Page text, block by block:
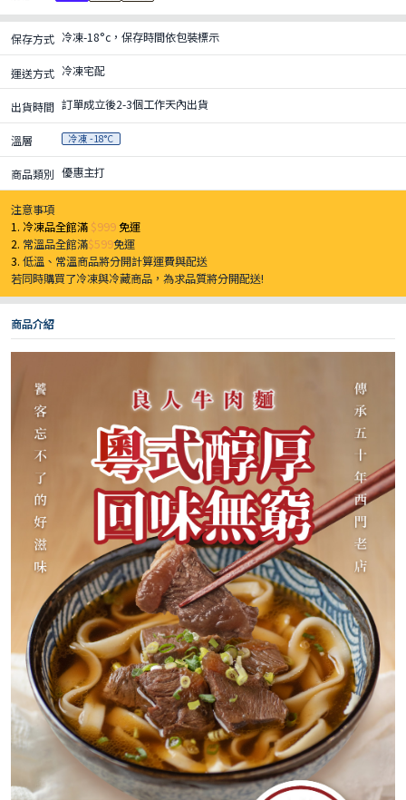
保存方式 冷凍-18°c，保存時間依包裝標示
運送方式 冷凍宅配
出貨時間 訂單成立後2-3個工作天內出貨
溫層 冷凍 -18°C
商品類別 優惠主打
注意事項
1. 冷凍品全館滿 $999免運
2. 常溫品全館滿$599免運
3.低溫、常溫商品將分開計算運費與配送
若同時購買了冷凍與冷藏商品，為求品質將分開配送!
商品介紹